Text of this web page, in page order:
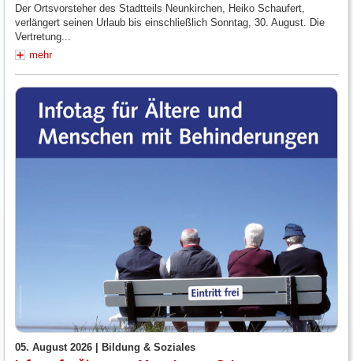
Der Ortsvorsteher des Stadtteils Neunkirchen, Heiko Schaufert,
verlängert seinen Urlaub bis einschließlich Sonntag, 30. August. Die
Vertretung...
mehr
05. August 2026 | Bildung & Soziales